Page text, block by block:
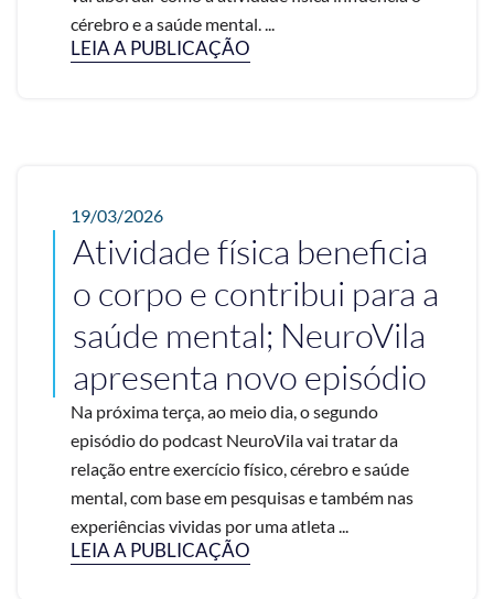
cérebro e a saúde mental. ...
LEIA A PUBLICAÇÃO
19/03/2026
Atividade física beneficia
o corpo e contribui para a
saúde mental; NeuroVila
apresenta novo episódio
Na próxima terça, ao meio dia, o segundo
episódio do podcast NeuroVila vai tratar da
relação entre exercício físico, cérebro e saúde
mental, com base em pesquisas e também nas
experiências vividas por uma atleta ...
LEIA A PUBLICAÇÃO